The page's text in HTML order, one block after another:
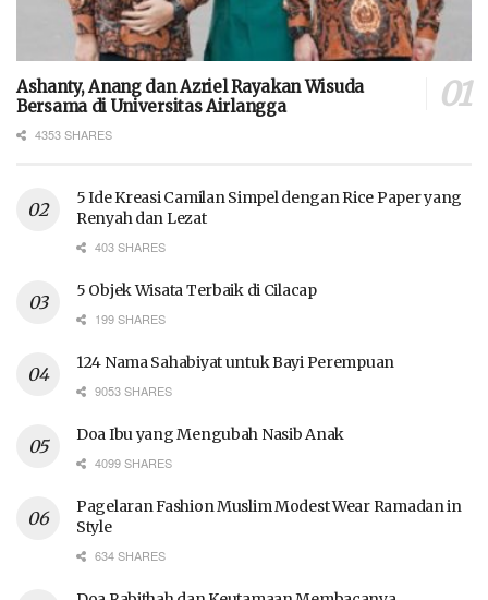
Ashanty, Anang dan Azriel Rayakan Wisuda
Bersama di Universitas Airlangga
4353 SHARES
5 Ide Kreasi Camilan Simpel dengan Rice Paper yang
Renyah dan Lezat
403 SHARES
5 Objek Wisata Terbaik di Cilacap
199 SHARES
124 Nama Sahabiyat untuk Bayi Perempuan
9053 SHARES
Doa Ibu yang Mengubah Nasib Anak
4099 SHARES
Pagelaran Fashion Muslim Modest Wear Ramadan in
Style
634 SHARES